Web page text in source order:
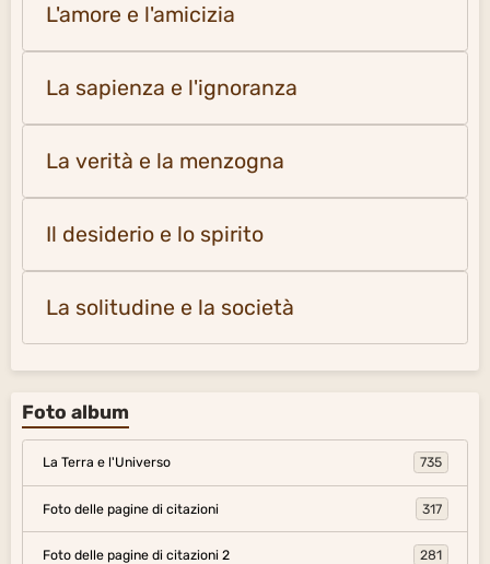
L'amore e l'amicizia
La sapienza e l'ignoranza
La verità e la menzogna
Il desiderio e lo spirito
La solitudine e la società
Foto album
La Terra e l'Universo 735
Foto delle pagine di citazioni 317
Foto delle pagine di citazioni 2 281